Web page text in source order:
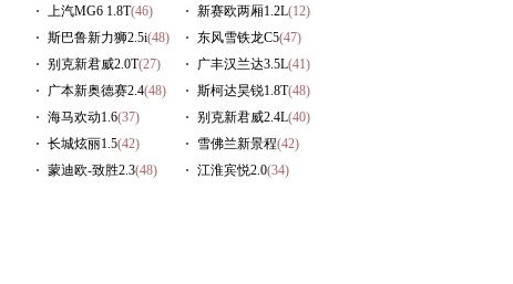
上汽MG6 1.8T(46) 新赛欧两厢1.2L(12)
斯巴鲁新力狮2.5i(48) 东风雪铁龙C5(47)
别克新君威2.0T(27) 广丰汉兰达3.5L(41)
广本新奥德赛2.4(48) 斯柯达昊锐1.8T(48)
海马欢动1.6(37) 别克新君威2.4L(40)
长城炫丽1.5(42) 雪佛兰新景程(42)
蒙迪欧-致胜2.3(48) 江淮宾悦2.0(34)